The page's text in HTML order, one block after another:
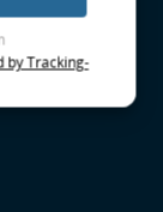
haben
zur
jederzeit
links
Partner:
by Tracking-